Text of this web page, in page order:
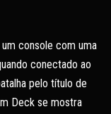
console com uma
conectado ao
pelo título de
Deck se mostra